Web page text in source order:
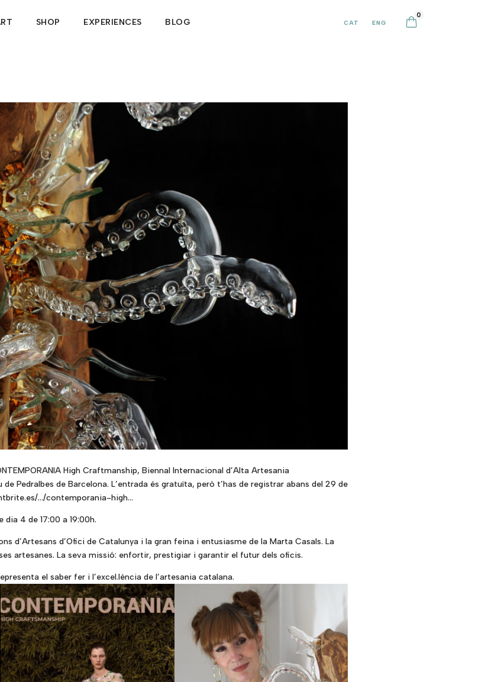
SHOP EXPERIENCES BLOG CAT ENG
0
High Craftmanship, Biennal Internacional d’Alta Artesania
Pedralbes de Barcelona. L’entrada és gratuïta, però t’has de registrar abans del 29 de
…/contemporania-high…
4 de 17:00 a 19:00h.
d’Artesans d’Ofici de Catalunya i la gran feina i entusiasme de la Marta Casals. La
artesanes. La seva missió: enfortir, prestigiar i garantir el futur dels oficis.
el saber fer i l’excel.lència de l’artesania catalana.